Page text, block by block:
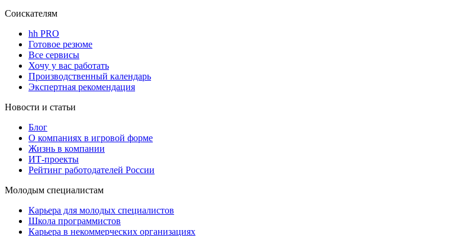
Соискателям
hh PRO
Готовое резюме
Все сервисы
Хочу у вас работать
Производственный календарь
Экспертная рекомендация
Новости и статьи
Блог
О компаниях в игровой форме
Жизнь в компании
ИТ-проекты
Рейтинг работодателей России
Молодым специалистам
Карьера для молодых специалистов
Школа программистов
Карьера в некоммерческих организациях